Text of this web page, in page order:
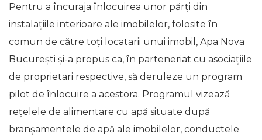
Pentru a încuraja înlocuirea unor părți din
instalațiile interioare ale imobilelor, folosite în
comun de către toți locatarii unui imobil, Apa Nova
Bucureşti și-a propus ca, în parteneriat cu asociațiile
de proprietari respective, să deruleze un program
pilot de înlocuire a acestora. Programul vizează
rețelele de alimentare cu apă situate după
branșamentele de apă ale imobilelor, conductele